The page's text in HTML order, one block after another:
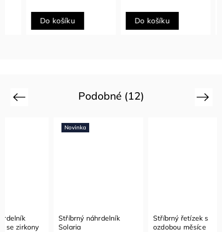
Do košíku Do košíku
Podobné (12)
Previous
Stříbrný náhrdelník
Solaria
Stříbrný řetízek s
ozdobou měsíce
Next